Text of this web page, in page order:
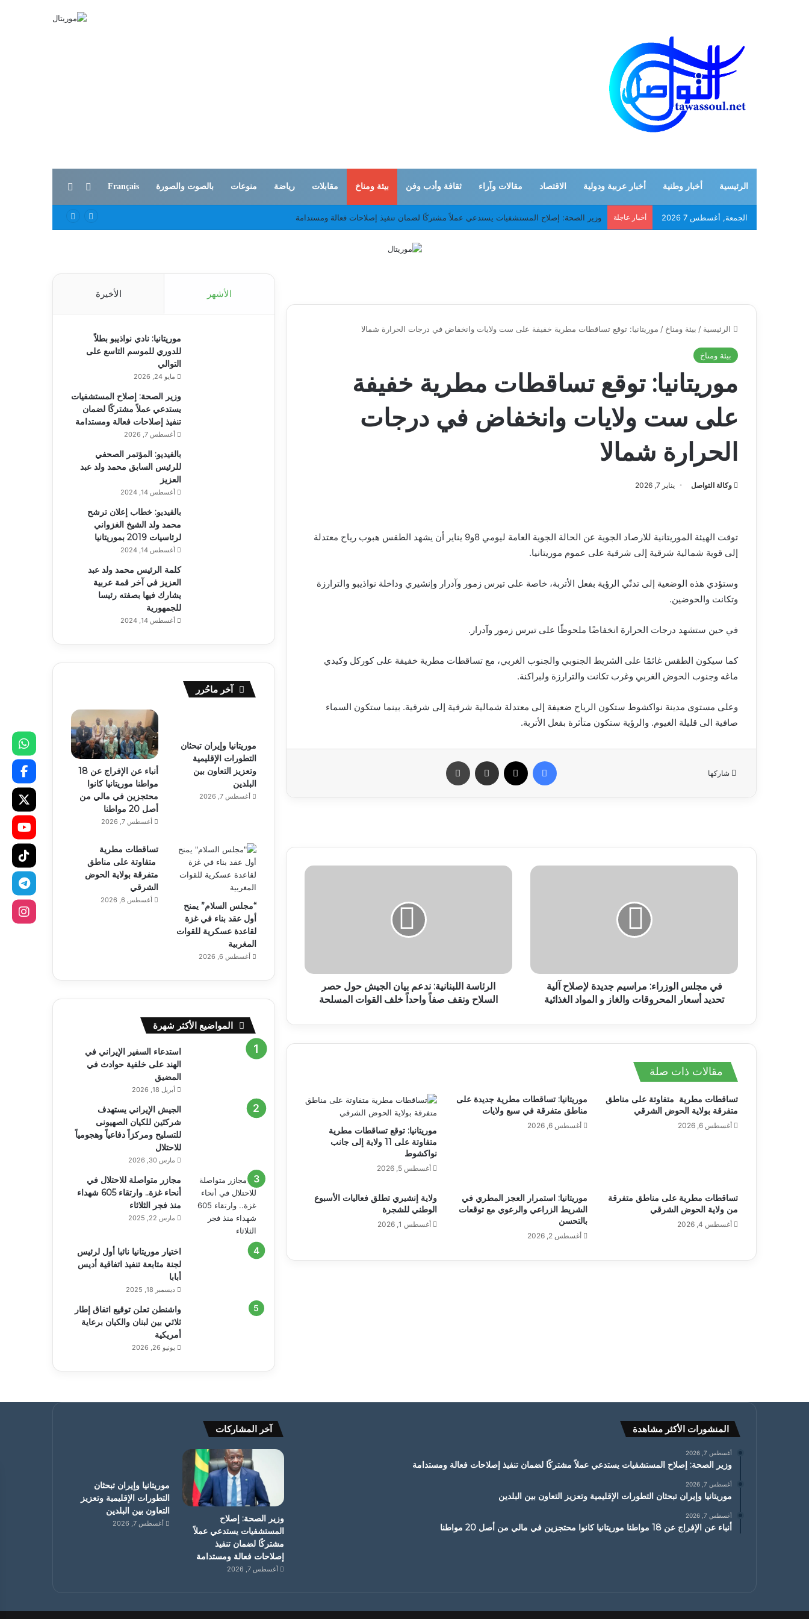
الرئيسية أخبار وطنية أخبار عربية ودولية الاقتصاد مقالات وآراء ثقافة وأدب وفن بيئة ومناخ مقابلات رياضة منوعات بالصوت والصورة Français الوضع المظلم
الجمعة, أغسطس 7 2026 أخبار عاجلة موريتانيا وإيران تبحثان التطورات الإقليمية وتعزيز التعاون بين البلدين
الرئيسية / بيئة ومناخ / موريتانيا: توقع تساقطات مطرية خفيفة على ست ولايات وانخفاض في درجات الحرارة شمالا
بيئة ومناخ
موريتانيا: توقع تساقطات مطرية خفيفة
على ست ولايات وانخفاض في درجات
الحرارة شمالا
وكالة التواصل يناير 7, 2026
توقت الهيئة الموريتانية للارصاد الجوية عن الحالة الجوية العامة ليومي 8و9 يناير أن يشهد الطقس هبوب رياح معتدلة
إلى قوية شمالية شرقية إلى شرقية على عموم موريتانيا.
وستؤدي هذه الوضعية إلى تدنّي الرؤية بفعل الأتربة، خاصة على تيرس زمور وآدرار وإنشيري وداخلة نواذيبو والترارزة
وتكانت والحوضين.
في حين ستشهد درجات الحرارة انخفاضًا ملحوظًا على تيرس زمور وآدرار.
كما سيكون الطقس غائمًا على الشريط الجنوبي والجنوب الغربي، مع تساقطات مطرية خفيفة على كوركل وكيدي
ماغه وجنوب الحوض الغربي وغرب تكانت والترارزة ولبراكنة.
وعلى مستوى مدينة نواكشوط ستكون الرياح ضعيفة إلى معتدلة شمالية شرقية إلى شرقية. بينما ستكون السماء
صافية الى قليلة الغيوم. والرؤية ستكون متأثرة بفعل الأتربة.
شاركها
فيسبوك مشاركة عبر البريد
في مجلس الوزراء: مراسيم جديدة لإصلاح آلية
تحديد أسعار المحروقات والغاز و المواد الغذائية
الرئاسة اللبنانية: ندعم بيان الجيش حول حصر
السلاح ونقف صفاً واحداً خلف القوات المسلحة
مقالات ذات صلة
تساقطات مطرية متفاوتة على مناطق
متفرقة بولاية الحوض الشرقي
أغسطس 6, 2026
موريتانيا: تساقطات مطرية جديدة على
مناطق متفرقة في سبع ولايات
أغسطس 6, 2026
موريتانيا: توقع تساقطات مطرية
متفاوتة على 11 ولاية إلى جانب
نواكشوط
أغسطس 5, 2026
تساقطات مطرية على مناطق متفرقة
من ولاية الحوض الشرقي
أغسطس 4, 2026
موريتانيا: استمرار العجز المطري في
الشريط الزراعي والرعوي مع توقعات
بالتحسن
أغسطس 2, 2026
ولاية إنشيري تطلق فعاليات الأسبوع
الوطني للشجرة
أغسطس 1, 2026
الأشهر الأخيرة
موريتانيا: نادي نواذيبو بطلاً
للدوري للموسم التاسع على
التوالي
مايو 24, 2026
وزير الصحة: إصلاح المستشفيات
يستدعي عملاً مشتركًا لضمان
تنفيذ إصلاحات فعالة ومستدامة
أغسطس 7, 2026
بالفيديو: المؤتمر الصحفي
للرئيس السابق محمد ولد عبد
العزيز
أغسطس 14, 2024
بالفيديو: خطاب إعلان ترشح
محمد ولد الشيخ الغزواني
لرئاسيات 2019 بموريتانيا
أغسطس 14, 2024
كلمة الرئيس محمد ولد عبد
العزيز في آخر قمة عربية
يشارك فيها بصفته رئيسا
للجمهورية
أغسطس 14, 2024
آخر ماحُرر
موريتانيا وإيران تبحثان
التطورات الإقليمية
وتعزيز التعاون بين
البلدين
أغسطس 7, 2026
أنباء عن الإفراج عن 18
مواطنا موريتانيا كانوا
محتجزين في مالي من
أصل 20 مواطنا
أغسطس 7, 2026
“مجلس السلام” يمنح
أول عقد بناء في غزة
لقاعدة عسكرية للقوات
المغربية
أغسطس 6, 2026
تساقطات مطرية
متفاوتة على مناطق
متفرقة بولاية الحوض
الشرقي
أغسطس 6, 2026
المواضيع الأكثر شهرة
استدعاء السفير الإيراني في
الهند على خلفية حوادث في
المضيق
أبريل 18, 2026
الجيش الإيراني يستهدف
شركتَين للكيان الصهيونى
للتسليح ومركزاً دفاعياً وهجومياً
للاحتلال
مارس 30, 2026
مجازر متواصلة للاحتلال في
أنحاء غزة.. وارتقاء 605 شهداء
منذ فجر الثلاثاء
مارس 22, 2025
اختيار موريتانيا نائبا أول لرئيس
لجنة متابعة تنفيذ اتفاقية أديس
أبابا
ديسمبر 18, 2025
واشنطن تعلن توقيع اتفاق إطار
ثلاثي بين لبنان والكيان برعاية
أمريكية
يونيو 26, 2026
المنشورات الأكثر مشاهدة
أغسطس 7, 2026
وزير الصحة: إصلاح المستشفيات يستدعي عملاً مشتركًا لضمان تنفيذ إصلاحات فعالة ومستدامة
أغسطس 7, 2026
موريتانيا وإيران تبحثان التطورات الإقليمية وتعزيز التعاون بين البلدين
أغسطس 7, 2026
أنباء عن الإفراج عن 18 مواطنا موريتانيا كانوا محتجزين في مالي من أصل 20 مواطنا
آخر المشاركات
وزير الصحة: إصلاح
المستشفيات يستدعي عملاً
مشتركًا لضمان تنفيذ
إصلاحات فعالة ومستدامة
أغسطس 7, 2026
موريتانيا وإيران تبحثان
التطورات الإقليمية وتعزيز
التعاون بين البلدين
أغسطس 7, 2026